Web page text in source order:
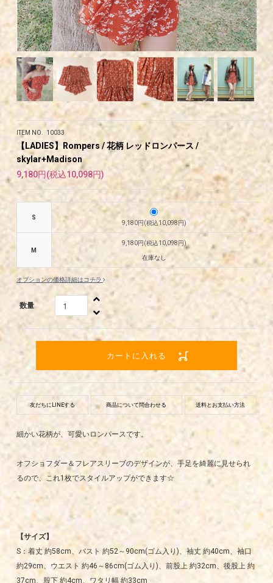
ITEM NO. 10033
【LADIES】Rompers / 花柄 レッドロンパース /
skylar+Madison
9,180円(税込10,098円)
S
9,180円(税込10,098円)
M
9,180円(税込10,098円)
在庫なし
オプションの価格詳細はコチラ
数量
カートに入れる
友だちにLINEする 商品について問合わせる 送料とお支払い方法
細かい花柄が、可愛いロンパースです。
オフショフダー＆フレアスリーブのデザインが、手足を綺麗に見せられ
るので、これ1枚でスタイルアップができます☆
【サイズ】
S：着丈 約58cm、バスト 約52～90cm(ゴム入り)、袖丈 約40cm、袖口
約29cm、ウエスト 約46～86cm(ゴム入り)、前股上 約32cm、後股上 約
37cm、股下 約4cm、ワタリ幅 約33cm